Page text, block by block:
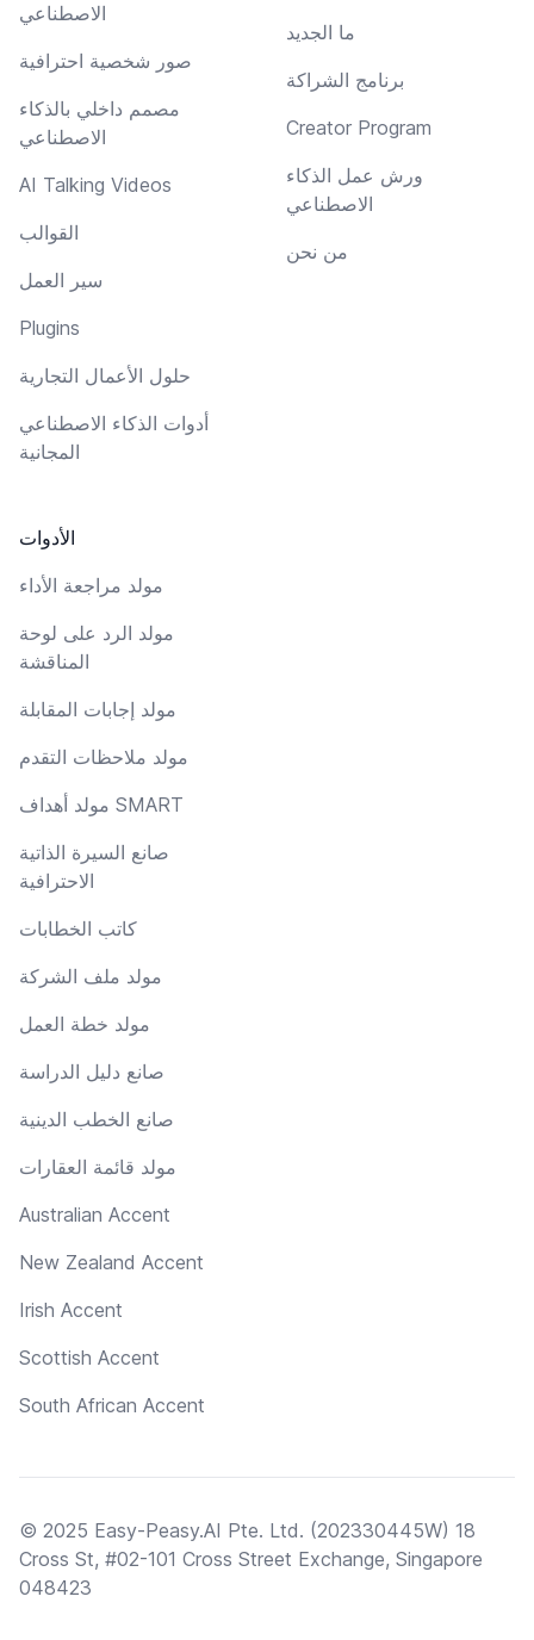
الاصطناعي
صور شخصية احترافية
مصمم داخلي بالذكاء
الاصطناعي
AI Talking Videos
القوالب
سير العمل
Plugins
حلول الأعمال التجارية
أدوات الذكاء الاصطناعي
المجانية
الأدوات
مولد مراجعة الأداء
مولد الرد على لوحة
المناقشة
مولد إجابات المقابلة
مولد ملاحظات التقدم
مولد أهداف SMART
صانع السيرة الذاتية
الاحترافية
كاتب الخطابات
مولد ملف الشركة
مولد خطة العمل
صانع دليل الدراسة
صانع الخطب الدينية
مولد قائمة العقارات
Australian Accent
New Zealand Accent
Irish Accent
Scottish Accent
South African Accent
ما الجديد
برنامج الشراكة
Creator Program
ورش عمل الذكاء
الاصطناعي
من نحن
© 2025 Easy-Peasy.AI Pte. Ltd. (202330445W) 18
Cross St, #02-101 Cross Street Exchange, Singapore
048423